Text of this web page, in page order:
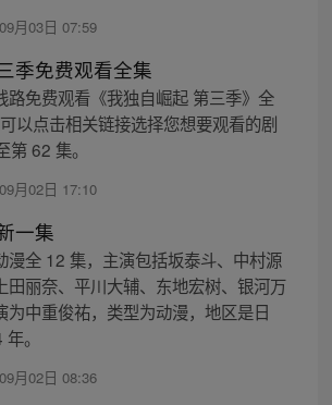
月03日 07:59
季免费观看全集
路免费观看《我独自崛起 第三季》全
以点击相关链接选择您想要观看的剧
62 集。
月02日 17:10
一集
漫全 12 集，主演包括坂泰斗、中村源
田丽奈、平川大辅、东地宏树、银河万
为中重俊祐，类型为动漫，地区是日
。
月02日 08:36